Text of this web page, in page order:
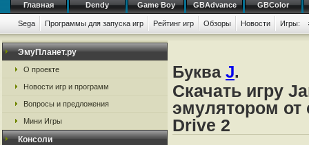
Главная Dendy Game Boy GBAdvance GBColor
Sega Программы для запуска игр Рейтинг игр Обзоры Новости Игры:
ЭмуПланет.ру
О проекте
Новости игр и программ
Вопросы и предложения
Мини Игры
Консоли
Буква J.
Скачать игру
эмулятором от
Drive 2